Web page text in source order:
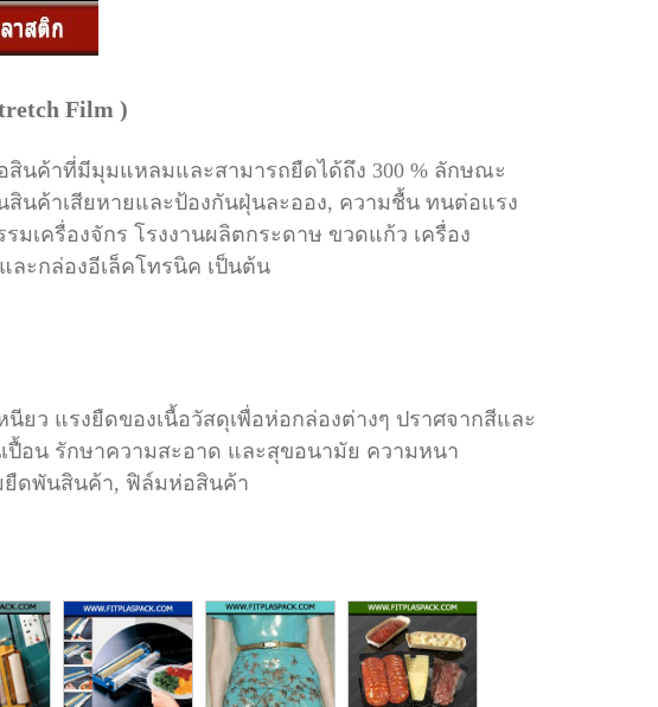
Film )
สินค้าที่มีมุมแหลมและสามารถยืดได้ถึง 300 % ลักษณะ
สินค้าเสียหายและป้องกันฝุ่นละออง, ความชื้น ทนต่อแรง
เครื่องจักร โรงงานผลิตกระดาษ ขวดแก้ว เครื่อง
ะกล่องอีเล็คโทรนิค เป็นต้น
นียว แรงยืดของเนื้อวัสดุเพื่อห่อกล่องต่างๆ ปราศจากสีและ
ปื้อน รักษาความสะอาด และสุขอนามัย ความหนา
ดพันสินค้า, ฟิล์มห่อสินค้า